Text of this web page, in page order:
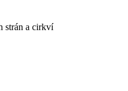
strán a cirkví